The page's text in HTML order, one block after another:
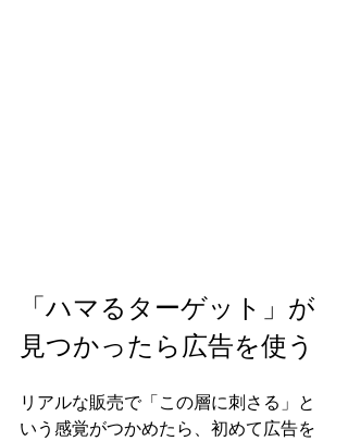
「ハマるターゲット」が
見つかったら広告を使う
リアルな販売で「この層に刺さる」と
いう感覚がつかめたら、初めて広告を